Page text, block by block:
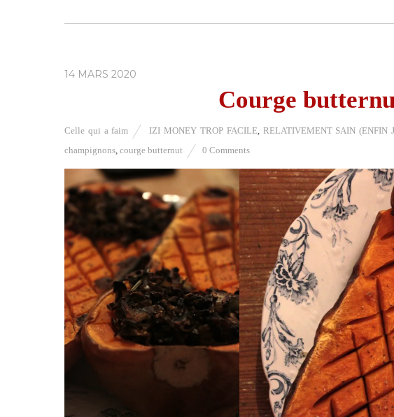
14 MARS 2020
Courge
Celle qui a faim IZI MONEY TROP FACILE, RELATIVEMENT SAIN (ENFIN
champignons, courge butternut 0 Comments